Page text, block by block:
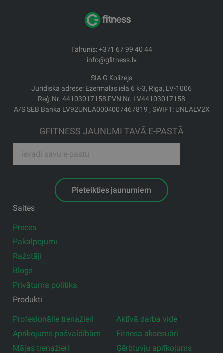
Tālrunis: +371 67 99 40 44
info@gfitness.lv
SIA G Kolizejs
Juridiskā adrese: Ezermalas iela 6 k-3, Rīga, LV-1006
Reģ.Nr. 44103017158 PVN Nr. LV44103017158
A/S SEB Banka LV92UNLA0004007467819 , SWIFT: UNLALV2X
GFITNESS JAUNUMI TAVĀ E-PASTĀ
Pieteikties jaunumiem
Saites
Preces
Pakalpojumi
Ražotāji
Blogs
Privātuma politika
Produkti
Profesionālie trenažieri
Aprīkojums pašvaldībām
Mājas trenažieri
Aktīvā darba vide
Fitnesa aksesuāri
Ģērbtuvju aprīkojums